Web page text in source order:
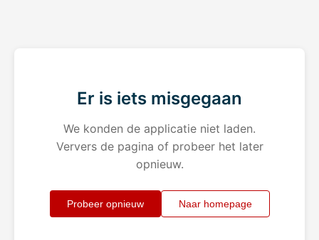
Er is iets misgegaan
We konden de applicatie niet laden.
Ververs de pagina of probeer het later
opnieuw.
Probeer opnieuw Naar homepage